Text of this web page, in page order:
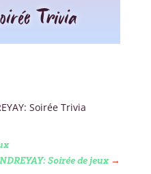
Trivia
Soirée Trivia
Soirée de jeux→